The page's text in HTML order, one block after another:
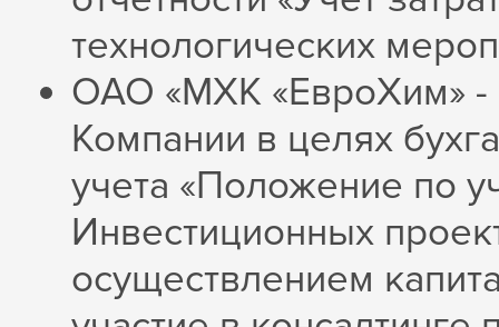
технологических
ОАО «МХК «ЕвроХим» -
Компании в целях
учета «Положение по
Инвестиционных
осуществлением